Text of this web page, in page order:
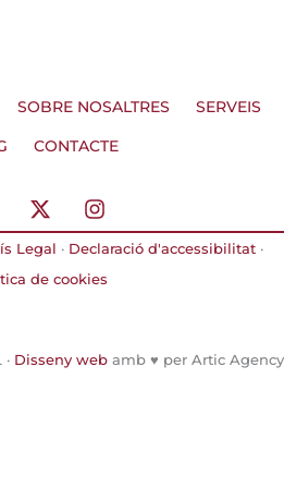
SOBRE NOSALTRES
SERVEIS
CONTACTE
X
-
t
w
i
r
I
n
s
t
a
a
m
Legal · Declaració d'accessibilitat·
de cookies
Disseny webamb ♥️ per Artic Agency